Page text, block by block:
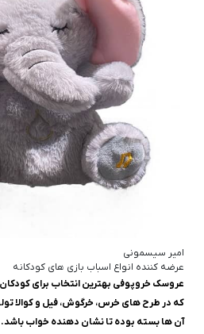
امیر سیسمونی
عرضه کننده انواع اسباب بازی های کودکانه
که در طرح های خرس، خرگوش، فیل و کوالا
آن ها بسته بوده تا نشان دهنده خواب باشد.